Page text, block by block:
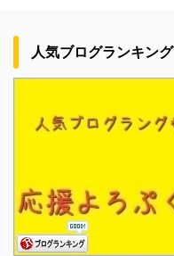
人気ブログランキング